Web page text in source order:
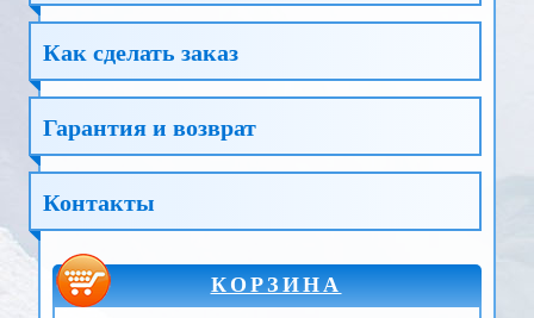
Как сделать заказ
Гарантия и возврат
Контакты
КОРЗИНА